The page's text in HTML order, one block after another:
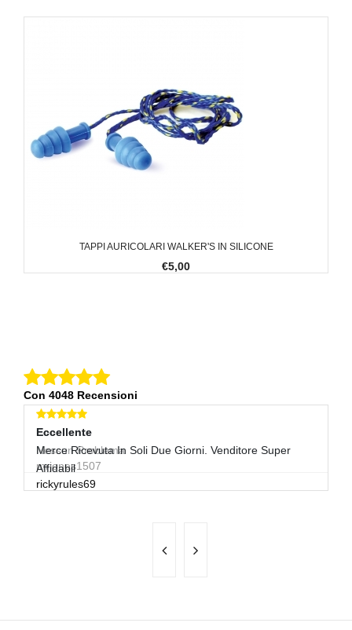
TAPPI AURICOLARI WALKER'S IN SILICONE
€5,00
Con 4048 Recensioni
Eccellente
Nessun Problema
mrjones1507
Eccellente
Merce Ricevuta In Soli Due Giorni. Venditore Super
Affidabil
rickyrules69